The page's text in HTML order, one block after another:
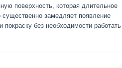
поверхность, которая длительное
замедляет появление
без необходимости работать